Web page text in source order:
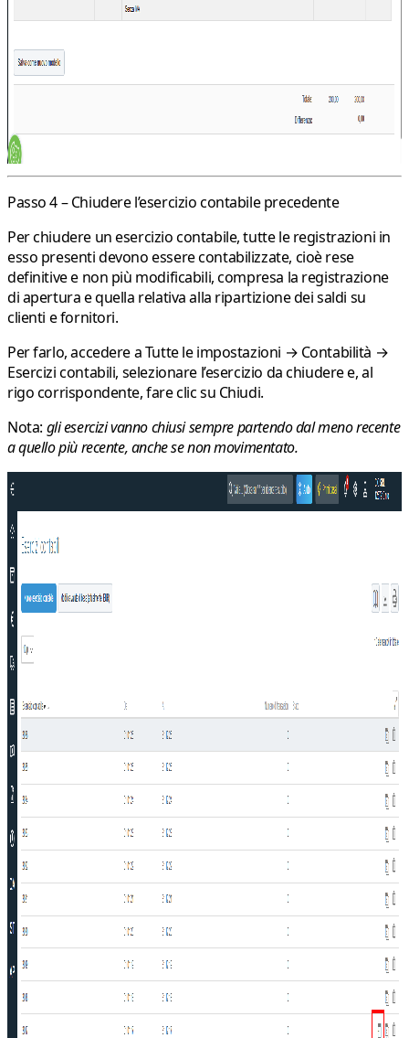
Passo 4 – Chiudere l’esercizio contabile precedente
Per chiudere un esercizio contabile, tutte le registrazioni in
esso presenti devono essere contabilizzate, cioè rese
definitive e non più modificabili, compresa la registrazione
di apertura e quella relativa alla ripartizione dei saldi su
clienti e fornitori.
Per farlo, accedere aTutte le impostazioni → Contabilità →
Esercizi contabili, selezionare l’esercizio da chiudere e, al
rigo corrispondente, fare clic su Chiudi.
Nota: gli esercizi vanno chiusi sempre partendo dal meno recente
a quello più recente, anche se non movimentato.